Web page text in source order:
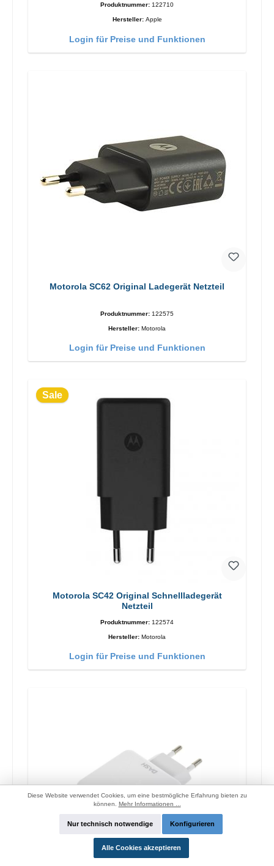
Produktnummer: 122710
Hersteller: Apple
Login für Preise und Funktionen
Motorola SC62 Original Ladegerät Netzteil
Produktnummer: 122575
Hersteller: Motorola
Login für Preise und Funktionen
Sale
Motorola SC42 Original Schnellladegerät
Netzteil
Produktnummer: 122574
Hersteller: Motorola
Login für Preise und Funktionen
Diese Website verwendet Cookies, um eine bestmögliche Erfahrung bieten zu
können. Mehr Informationen ...
Nur technisch notwendige Konfigurieren
Alle Cookies akzeptieren